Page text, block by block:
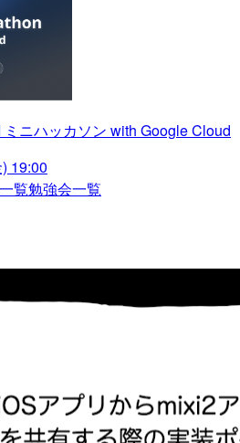
ミニハッカソン with Google Cloud
19:00
覧勉強会一覧